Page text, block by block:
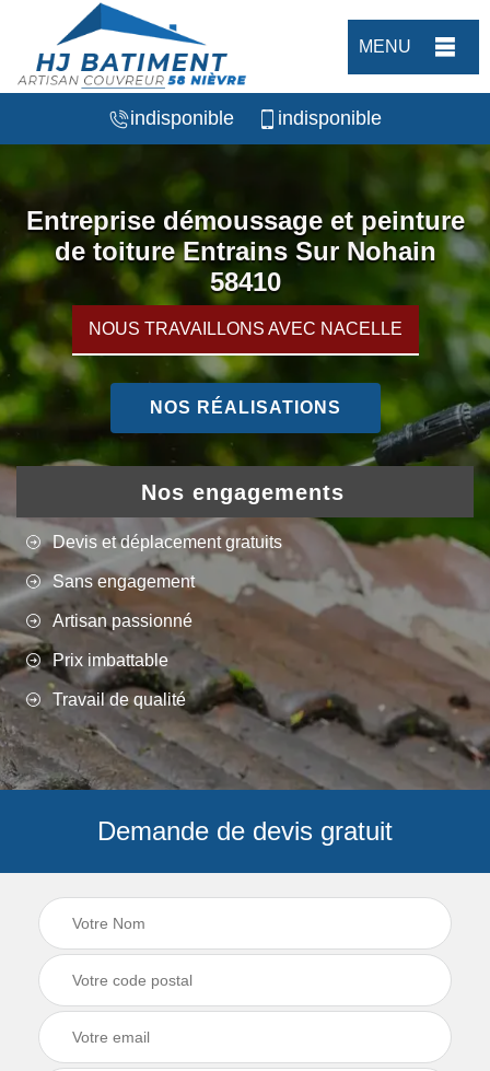
MENU
indisponible indisponible
Entreprise démoussage et peinture
de toiture Entrains Sur Nohain
58410
NOUS TRAVAILLONS AVEC NACELLE
NOS RÉALISATIONS
Nos engagements
Devis et déplacement gratuits
Sans engagement
Artisan passionné
Prix imbattable
Travail de qualité
Demande de devis gratuit